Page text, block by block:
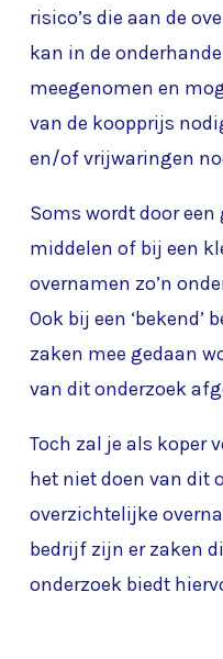
risico’s die aan de
kan in de
meegenomen en
van de koopprijs
en/of vrijwaringen
Soms wordt door
middelen of bij een
overnamen zo’n
Ook bij een
zaken mee gedaan
van dit onderzoek
Toch zal je als koper
het niet doen van dit
overzichtelijke
bedrijf zijn er zaken
onderzoek biedt